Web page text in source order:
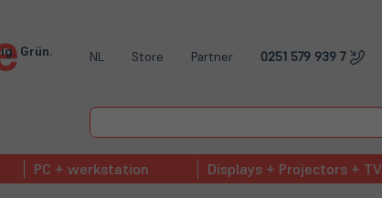
Grün. NL Store Partner 0251 579 939 7
PC + werkstation Displays + Projectors + TV